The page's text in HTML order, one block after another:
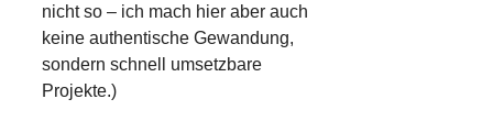
nicht so – ich mach hier aber auch
keine authentische Gewandung,
sondern schnell umsetzbare
Projekte.)